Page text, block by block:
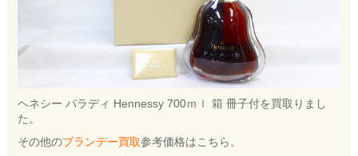
ヘネシー パラディ Hennessy 700ｍｌ 箱 冊子付を買取りまし
た。
その他のブランデー買取参考価格はこちら。